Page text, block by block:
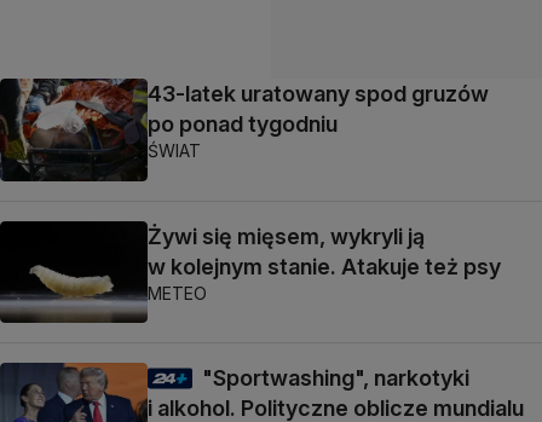
43-latek uratowany spod gruzów
po ponad tygodniu
ŚWIAT
Żywi się mięsem, wykryli ją
w kolejnym stanie. Atakuje też psy
METEO
"Sportwashing", narkotyki
i alkohol. Polityczne oblicze mundialu